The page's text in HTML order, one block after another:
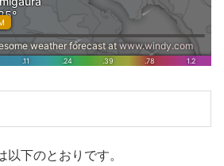
以下のとおりです。